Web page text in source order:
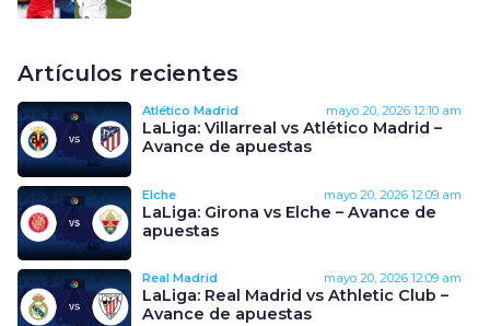
Artículos recientes
Atlético Madrid mayo 20, 2026 12:10 am
LaLiga: Villarreal vs Atlético Madrid –
Avance de apuestas
Elche mayo 20, 2026 12:09 am
LaLiga: Girona vs Elche – Avance de
apuestas
Real Madrid mayo 20, 2026 12:09 am
LaLiga: Real Madrid vs Athletic Club –
Avance de apuestas